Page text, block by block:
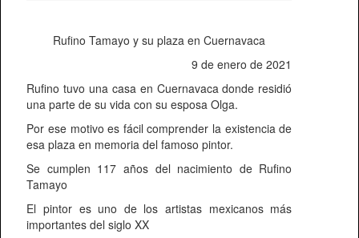
Rufino Tamayo y su plaza en Cuernavaca
9 de enero de 2021
Rufino tuvo una casa en Cuernavaca donde residió
una parte de su vida con su esposa Olga.
Por ese motivo es fácil comprender la existencia de
esa plaza en memoria del famoso pintor.
Se cumplen 117 años del nacimiento de Rufino
Tamayo
El pintor es uno de los artistas mexicanos más
importantes del siglo XX